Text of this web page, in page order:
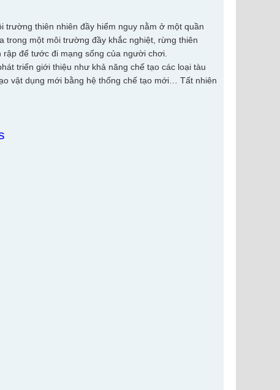
trường thiên nhiên đầy hiểm nguy nằm ở một quần
trong một môi trường đầy khắc nghiệt, rừng thiên
để tước đi mạng sống của người chơi.
triển giới thiệu như khả năng chế tạo các loại tàu
vật dụng mới bằng hệ thống chế tạo mới… Tất nhiên